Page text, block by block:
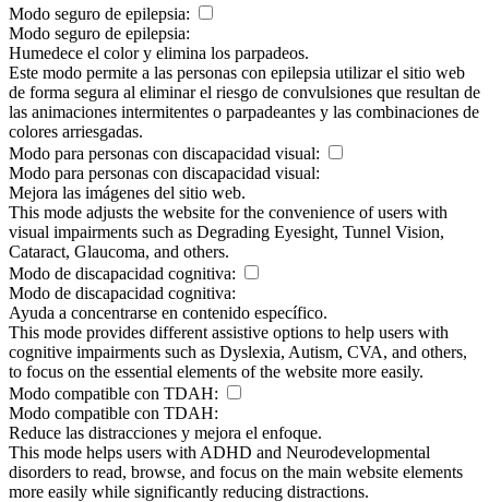
Modo seguro de epilepsia:
Modo seguro de epilepsia:
Humedece el color y elimina los parpadeos.
Este modo permite a las personas con epilepsia utilizar el sitio web
de forma segura al eliminar el riesgo de convulsiones que resultan de
las animaciones intermitentes o parpadeantes y las combinaciones de
colores arriesgadas.
Modo para personas con discapacidad visual:
Modo para personas con discapacidad visual:
Mejora las imágenes del sitio web.
This mode adjusts the website for the convenience of users with
visual impairments such as Degrading Eyesight, Tunnel Vision,
Cataract, Glaucoma, and others.
Modo de discapacidad cognitiva:
Modo de discapacidad cognitiva:
Ayuda a concentrarse en contenido específico.
This mode provides different assistive options to help users with
cognitive impairments such as Dyslexia, Autism, CVA, and others,
to focus on the essential elements of the website more easily.
Modo compatible con TDAH:
Modo compatible con TDAH:
Reduce las distracciones y mejora el enfoque.
This mode helps users with ADHD and Neurodevelopmental
disorders to read, browse, and focus on the main website elements
more easily while significantly reducing distractions.